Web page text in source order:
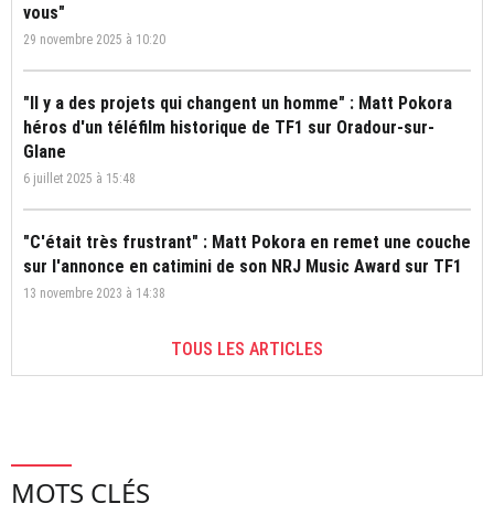
vous"
29 novembre 2025 à 10:20
"Il y a des projets qui changent un homme" : Matt Pokora
héros d'un téléfilm historique de TF1 sur Oradour-sur-
Glane
6 juillet 2025 à 15:48
"C'était très frustrant" : Matt Pokora en remet une couche
sur l'annonce en catimini de son NRJ Music Award sur TF1
13 novembre 2023 à 14:38
TOUS LES ARTICLES
MOTS CLÉS